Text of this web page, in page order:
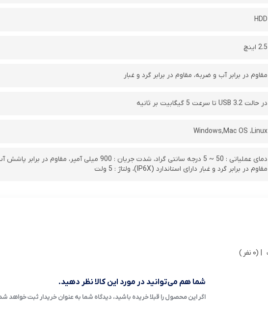
HDD
2.5 اینچ
مقاوم در برابر آب و ضربه، مقاوم در برابر گرد و غبار
در حالت USB 3.2 تا سرعت 5 گیگابیت بر ثانیه
Windows,Mac OS ،Linux
مقاوم در برابر گرد و غبار دارای استاندارد (IP6X)، ولتاژ : 5 ولت
| (0 نفر )
شما هم می‌توانید در مورد این کالا نظر دهید.
اگر این محصول را قبلا خریده باشید، دیدگاه شما به عنوان خریدار ثبت خواهد